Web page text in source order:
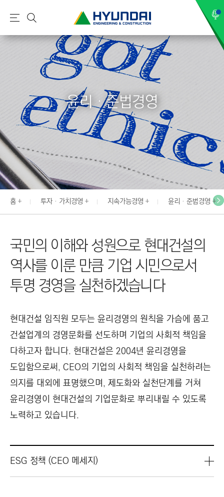
현
건
설
(
Y
U
N
D
I
:
E
N
N
E
E
R
N
G
&
C
O
N
S
T
R
C
T
I
메
뉴
검
색
윤리 · 준법경영
홈 투자 · 가치경영 지속가능경영 윤리 · 준법경영
국민의 이해와 성원으로 현대건설의
역사를 이룬 만큼 기업 시민으로서
투명 경영을 실천하겠습니다
현대건설 임직원 모두는 윤리경영의 원칙을 가슴에 품고
건설업계의 경영문화를 선도하며 기업의 사회적 책임을
다하고자 합니다. 현대건설은 2004년 윤리경영을
도입함으로써, CEO의 기업의 사회적 책임을 실천하려는
의지를 대외에 표명했으며, 제도화와 실천단계를 거쳐
윤리경영이 현대건설의 기업문화로 뿌리내릴 수 있도록
노력하고 있습니다.
ESG 정책 (CEO 메세지)